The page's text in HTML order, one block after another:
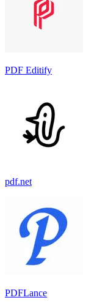
PDF Editify
pdf.net
PDFLance